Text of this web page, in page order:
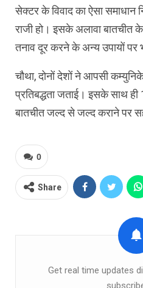
सेक्टर के विवाद का ऐसा समाधान
राजी हो। इसके अलावा बातचीत
तनाव दूर करने के अन्य उपायों पर
चौथा, दोनों देशों ने आपसी
प्रतिबद्धता जताई। इसके साथ
बातचीत जल्द से जल्द कराने पर
0
Share
Get real time updates